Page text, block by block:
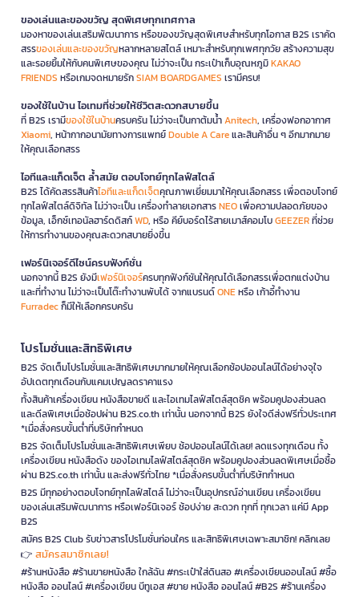
ของเล่นและของขวัญ สุดพิเศษทุกเทศกาล
มองหาของเล่นเสริมพัฒนาการ หรือของขวัญสุดพิเศษสำหรับทุกโอกาส B2S เราคัด
สรรของเล่นและของขวัญหลากหลายสไตล์ เหมาะสำหรับทุกเพศทุกวัย สร้างความสุข
และรอยยิ้มให้กับคนพิเศษของคุณ ไม่ว่าจะเป็น กระเป๋าเก็บอุณหภูมิKAKAO
FRIENDS หรือเกมจดหมายรักSIAM BOARDGAMES เรามีครบ!
ของใช้ในบ้าน ไอเทมที่ช่วยให้ชีวิตสะดวกสบายขึ้น
ที่ B2S เรามีของใช้ในบ้านครบครัน ไม่ว่าจะเป็นกาต้มน้ำAnitech, เครื่องฟอกอากาศ
Xiaomi, หน้ากากอนามัยทางการแพทย์Double A Careและสินค้าอื่น ๆ อีกมากมาย
ให้คุณเลือกสรร
ไอทีและแก็ดเจ็ต ล้ำสมัย ตอบโจทย์ทุกไลฟ์สไตล์
B2S ได้คัดสรรสินค้าไอทีและแก็ดเจ็ตคุณภาพเยี่ยมมาให้คุณเลือกสรร เพื่อตอบโจทย์
ทุกไลฟ์สไตล์ดิจิทัล ไม่ว่าจะเป็น เครื่องทำลายเอกสารNEOเพื่อความปลอดภัยของ
ข้อมูล, เอ็กซ์เทอนัลฮาร์ดดิสก์WD, หรือ คีย์บอร์ดไร้สายเมาส์คอมโบGEEZERที่ช่วย
ให้การทำงานของคุณสะดวกสบายยิ่งขึ้น
เฟอร์นิเจอร์ดีไซน์ครบฟังก์ชั่น
นอกจากนี้ B2S ยังมีเฟอร์นิเจอร์ครบทุกฟังก์ชันให้คุณได้เลือกสรรเพื่อตกแต่งบ้าน
และที่ทำงาน ไม่ว่าจะเป็นโต๊ะทำงานพับได้ จากแบรนด์ONEหรือ เก้าอี้ทำงาน
Furradecก็มีให้เลือกครบครัน
โปรโมชั่นและสิทธิพิเศษ
B2S จัดเต็มโปรโมชั่นและสิทธิพิเศษมากมายให้คุณเลือกช้อปออนไลน์ได้อย่างจุใจ
อัปเดตทุกเดือนกับแคมเปญลดราคาแรง
ทั้งสินค้าเครื่องเขียน หนังสือขายดี และไอเทมไลฟ์สไตล์สุดชิค พร้อมคูปองส่วนลด
และดีลพิเศษเมื่อช้อปผ่าน B2S.co.th เท่านั้น นอกจากนี้ B2S ยังใจดีส่งฟรีทั่วประเทศ
*เมื่อสั่งครบขั้นต่ำที่บริษัทกำหนด
B2S จัดเต็มโปรโมชั่นและสิทธิพิเศษเพียบ ช้อปออนไลน์ได้เลย! ลดแรงทุกเดือน ทั้ง
เครื่องเขียน หนังสือดัง ของไอเทมไลฟ์สไตล์สุดชิค พร้อมคูปองส่วนลดพิเศษเมื่อซื้อ
ผ่าน B2S.co.th เท่านั้น และส่งฟรีทั่วไทย *เมื่อสั่งครบขั้นต่ำที่บริษัทกำหนด
B2S มีทุกอย่างตอบโจทย์ทุกไลฟ์สไตล์ ไม่ว่าจะเป็นอุปกรณ์อ่านเขียน เครื่องเขียน
ของเล่นเสริมพัฒนาการ หรือเฟอร์นิเจอร์ ช้อปง่าย สะดวก ทุกที่ ทุกเวลา แค่มี App
B2S
สมัคร B2S Club รับข่าวสารโปรโมชั่นก่อนใคร และสิทธิพิเศษเฉพาะสมาชิก! คลิกเลย
👉 สมัครสมาชิกเลย!
#ร้านหนังสือ #ร้านขายหนังสือ ใกล้ฉัน #กระเป๋าใส่ดินสอ #เครื่องเขียนออนไลน์ #ซื้อ
หนังสือ ออนไลน์ #เครื่องเขียน บีทูเอส #ขาย หนังสือ ออนไลน์ #B2S #ร้านเครื่อง